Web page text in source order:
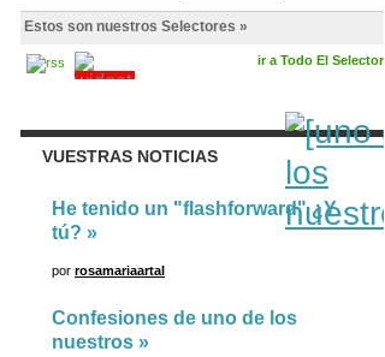
Estos son nuestros Selectores »
ir a Todo El Selector
VUESTRAS NOTICIAS
He tenido un "flashforward" ¿Y
tú? »
por rosamariaartal
Confesiones de uno de los
nuestros »